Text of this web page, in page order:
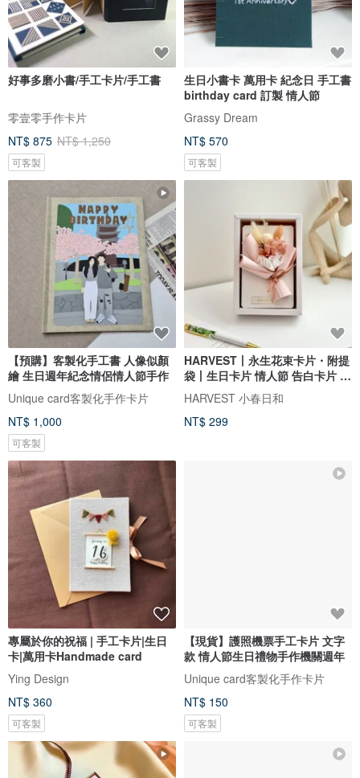
好事多磨小書/手工卡片/手工書
零壹零手作卡片
NT$ 875 NT$ 1,250
可客製
生日小書卡 萬用卡 紀念日 手工書
birthday card 訂製 情人節
Grassy Dream
NT$ 570
可客製
【預購】客製化手工書 人像似顏
繪 生日週年紀念情侶情人節手作
Unique card客製化手作卡片
NT$ 1,000
可客製
HARVEST丨永生花束卡片・附提
袋丨生日卡片 情人節 告白卡片 週
年
HARVEST 小春日和
NT$ 299
專屬於你的祝福 | 手工卡片|生日
卡|萬用卡Handmade card
Ying Design
NT$ 360
可客製
【現貨】護照機票手工卡片 文字
款 情人節生日禮物手作機關週年
Unique card客製化手作卡片
NT$ 150
可客製